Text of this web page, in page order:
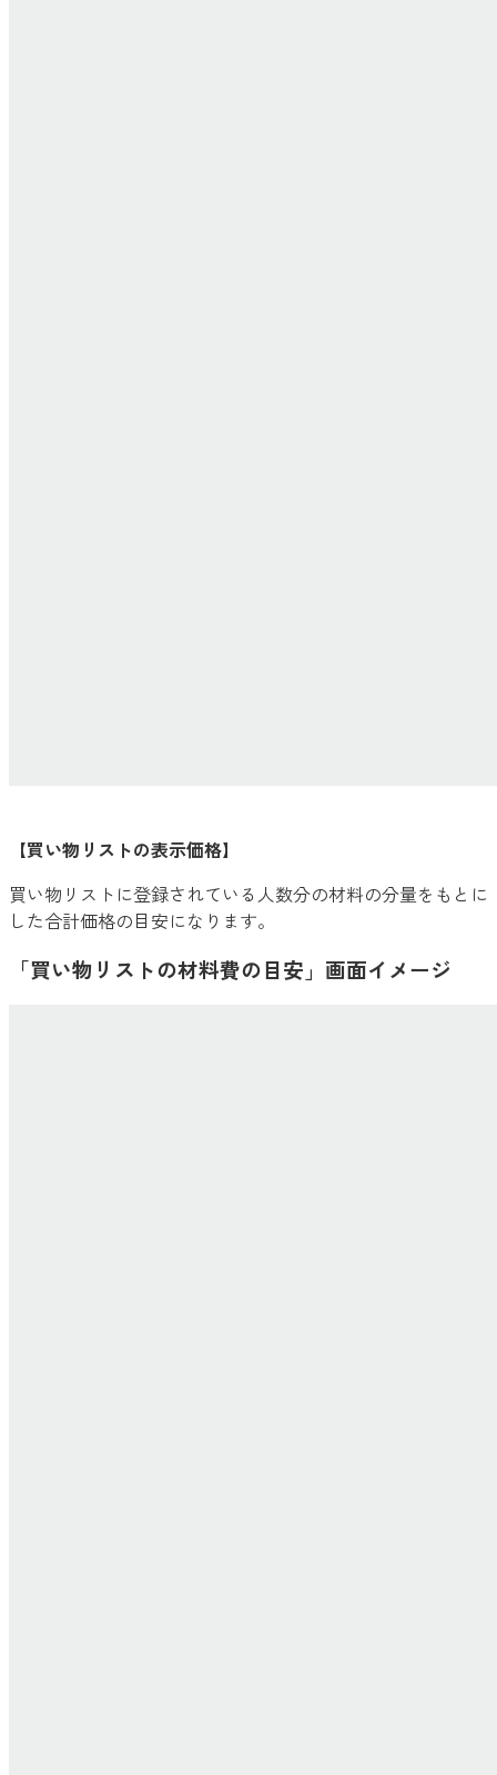
【買い物リストの表示価格】
買い物リストに登録されている人数分の材料の分量をもとに
した合計価格の目安になります。
「買い物リストの材料費の目安」画面イメージ